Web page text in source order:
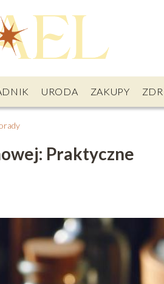
URODA ZAKUPY
Praktyczne